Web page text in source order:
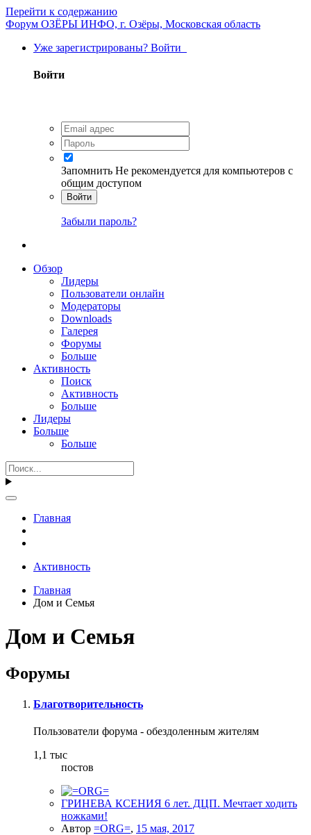
Перейти к содержанию
Форум ОЗЁРЫ ИНФО, г. Озёры, Московская область
Уже зарегистрированы? Войти
Войти
Запомнить Не рекомендуется для компьютеров с
общим доступом
Войти
Забыли пароль?
Обзор
Лидеры
Пользователи онлайн
Модераторы
Downloads
Галерея
Форумы
Больше
Активность
Поиск
Активность
Больше
Лидеры
Больше
Больше
Главная
Активность
Главная
Дом и Семья
Дом и Семья
Форумы
Благотворительность
Пользователи форума - обездоленным жителям
1,1 тыс
постов
ГРИНЕВА КСЕНИЯ 6 лет. ДЦП. Мечтает ходить
ножками!
Автор =ORG=, 15 мая, 2017